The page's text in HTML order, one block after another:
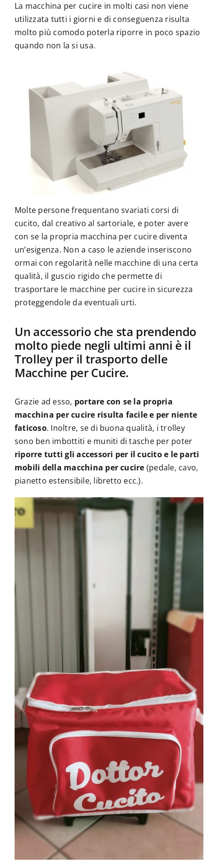
La macchina per cucire in molti casi non viene
utilizzata tutti i giorni e di conseguenza risulta
molto più comodo poterla riporre in poco spazio
quando non la si usa.
Molte persone frequentano svariati corsi di
cucito, dal creativo al sartoriale, e poter avere
con se la propria macchina per cucire diventa
un’esigenza. Non a caso le aziende inseriscono
ormai con regolarità nelle macchine di una certa
qualità, il guscio rigido che permette di
trasportare le macchine per cucire in sicurezza
proteggendole da eventuali urti.
Un accessorio che sta prendendo
molto piede negli ultimi anni è il
Trolley per il trasporto delle
Macchine per Cucire.
Grazie ad esso, portare con se la propria
macchina per cucire risulta facile e per niente
faticoso. Inoltre, se di buona qualità, i trolley
sono ben imbottiti e muniti di tasche per poter
riporre tutti gli accessori per il cucito e le parti
mobili della macchina per cucire (pedale, cavo,
pianetto estensibile, libretto ecc.).